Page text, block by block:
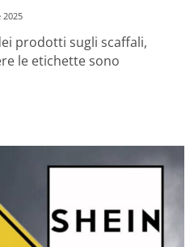
prodotti sugli scaffali,
le etichette sono